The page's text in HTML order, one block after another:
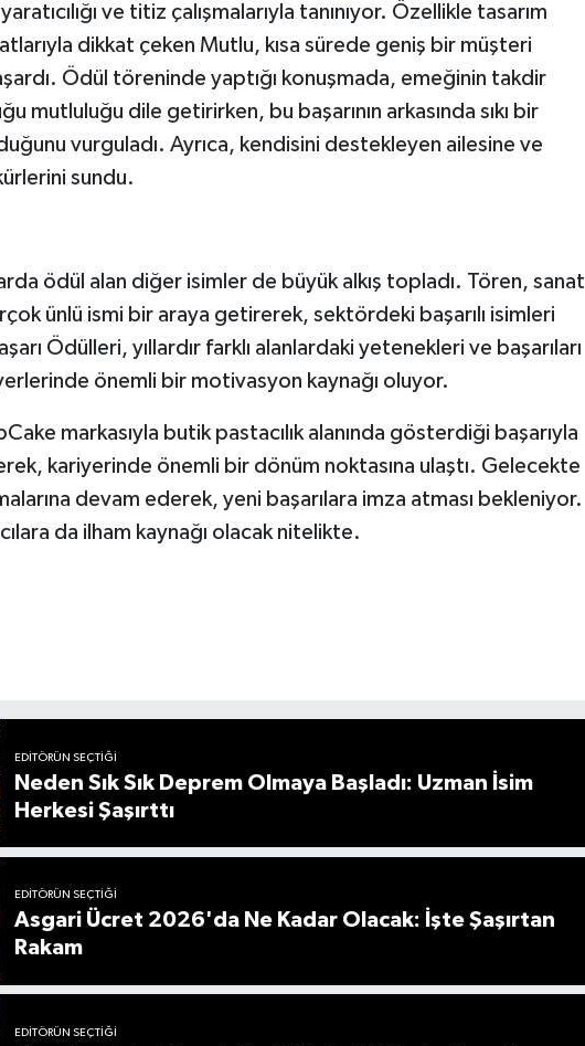
ve titiz çalışmalarıyla tanınıyor. Özellikle tasarım
dikkat çeken Mutlu, kısa sürede geniş bir müşteri
Ödül töreninde yaptığı konuşmada, emeğinin takdir
mutluluğu dile getirirken, bu başarının arkasında sıkı bir
vurguladı. Ayrıca, kendisini destekleyen ailesine ve
sundu.
ödül alan diğer isimler de büyük alkış topladı. Tören, sanat
ünlü ismi bir araya getirerek, sektördeki başarılı isimleri
Ödülleri, yıllardır farklı alanlardaki yetenekleri ve başarıları
önemli bir motivasyon kaynağı oluyor.
markasıyla butik pastacılık alanında gösterdiği başarıyla
kariyerinde önemli bir dönüm noktasına ulaştı. Gelecekte
devam ederek, yeni başarılara imza atması bekleniyor.
da ilham kaynağı olacak nitelikte.
EDITÖRÜN SEÇTIĞI
Neden Sık Sık Deprem Olmaya Başladı: Uzman İsim
Herkesi Şaşırttı
EDITÖRÜN SEÇTIĞI
Asgari Ücret 2026'da Ne Kadar Olacak: İşte Şaşırtan
Rakam
EDITÖRÜN SEÇTIĞI